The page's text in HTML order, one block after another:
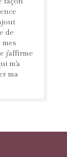
de
j'affirme
m'a
ma